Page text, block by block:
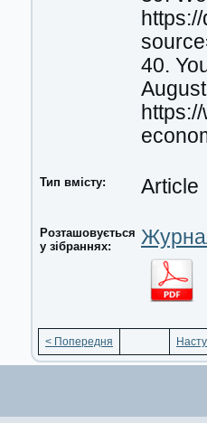
40.
Тип вмісту: Article
Розташовується
у зібраннях:
< Попередня